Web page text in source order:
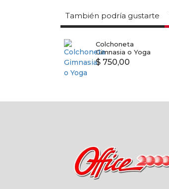
También podría gustarte
Colchoneta
Gimnasia o Yoga
$ 750,00